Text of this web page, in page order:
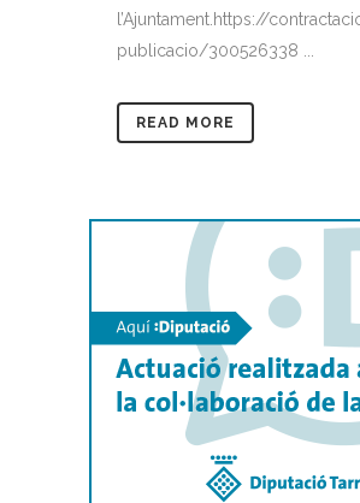
l’Ajuntament.https://
publicacio/300526338 ...
READ MORE